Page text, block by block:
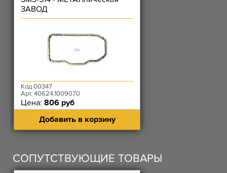
ЗАВОД
Код 00347
Арт. 40624.1009070
Цена: 806 руб
Добавить в корзину
СОПУТСТВУЮЩИЕ ТОВАРЫ